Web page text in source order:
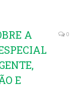
A
E
0